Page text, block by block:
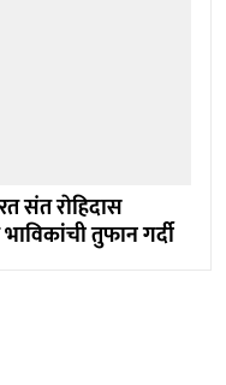
संत राेहिदास
तुफान गर्दी